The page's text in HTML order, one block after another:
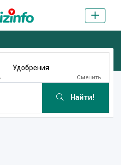
Удобрения
Сменить
Найти!